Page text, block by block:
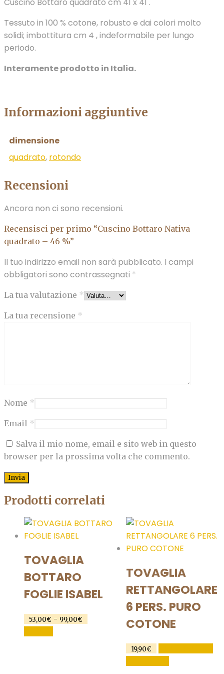
Cuscino Bottaro quadrato cm 41 x 41 .
Tessuto in 100 % cotone, robusto e dai colori molto
solidi; imbottitura cm 4 , indeformabile per lungo
periodo.
Interamente prodotto in Italia.
Informazioni aggiuntive
dimensione
quadrato, rotondo
Recensioni
Ancora non ci sono recensioni.
Recensisci per primo “Cuscino Bottaro Nativa
quadrato – 46 %”
Il tuo indirizzo email non sarà pubblicato. I campi
obbligatori sono contrassegnati *
La tua valutazione *
La tua recensione *
Nome *
Email *
Salva il mio nome, email e sito web in questo
browser per la prossima volta che commento.
Prodotti correlati
TOVAGLIA
BOTTARO
FOGLIE ISABEL
53,00€ - 99,00€Fascia
di
TOVAGLIA
RETTANGOLARE
6 PERS. PURO
COTONE
19,90€